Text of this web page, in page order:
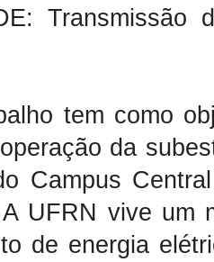
tem como
da
Campus
UFRN vive um
de energia